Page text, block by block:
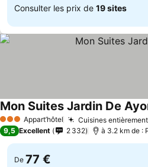
Consulter les prix de 19 sites
3 ÉtoilesAppart’hôtel Cuisines
Mon Suites Jardin De
9,5 Excellent 2 332 à 3.2 km de :
De 77 €